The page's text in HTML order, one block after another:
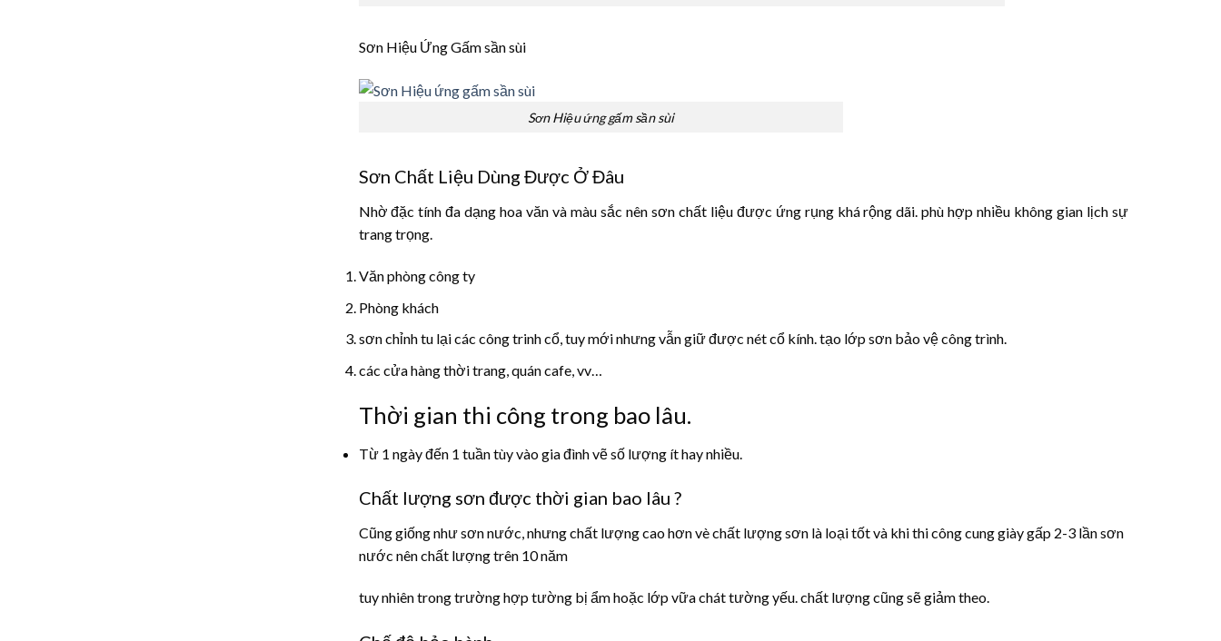
Sơn Hiệu Ứng Gấm sần sùi
Sơn Hiệu ứng gấm sần sùi
Sơn Chất Liệu Dùng Được Ở Đâu
Nhờ đặc tính đa dạng hoa văn và màu sắc nên sơn chất liệu được ứng rụng khá rộng dãi. phù hợp nhiều không gian lịch sự
trang trọng.
Văn phòng công ty
Phòng khách
sơn chỉnh tu lại các công trinh cổ, tuy mới nhưng vẫn giữ được nét cổ kính. tạo lớp sơn bảo vệ công trình.
các cửa hàng thời trang, quán cafe, vv…
Thời gian thi công trong bao lâu.
Từ 1 ngày đến 1 tuần tùy vào gia đình vẽ số lượng ít hay nhiều.
Chất lượng sơn được thời gian bao lâu ?
Cũng giống như sơn nước, nhưng chất lượng cao hơn vè chất lượng sơn là loại tốt và khi thi công cung giày gấp 2-3 lần sơn
nước nên chất lượng trên 10 năm
tuy nhiên trong trường hợp tường bị ẩm hoặc lớp vữa chát tường yếu. chất lượng cũng sẽ giảm theo.